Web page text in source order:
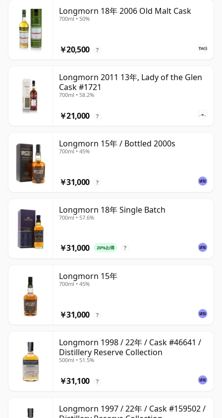
Longmorn 18年 2006 Old Malt Cask
700ml • 50%
￥20,500 ?
Longmorn 2011 13年, Lady of the Glen
Cask #1721
700ml • 58.2%
￥21,000 ?
Longmorn 15年 / Bottled 2000s
700ml • 45%
￥31,000 ?
Longmorn 18年 Single Batch
700ml • 57.6%
￥31,000 20%お得 ?
Longmorn 15年
700ml • 45%
￥31,000 ?
Longmorn 1998 / 22年 / Cask #46641 /
Distillery Reserve Collection
500ml • 51.5%
￥31,100 ?
Longmorn 1997 / 22年 / Cask #159502 /